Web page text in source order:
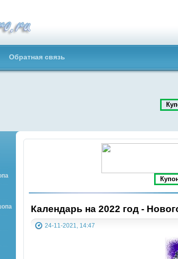
Обратная связь
Календарь на 2022 год -
24-11-2021, 14:47